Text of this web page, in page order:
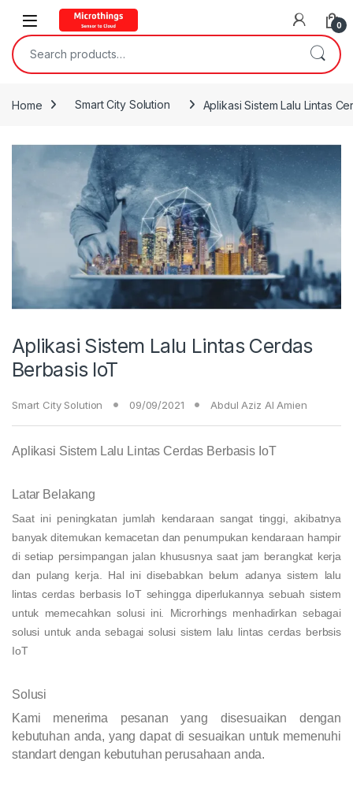
Open 0
Search for:
Home Smart City Solution Aplikasi Sistem Lalu Lintas
Aplikasi Sistem Lalu Lintas Cerdas
Berbasis IoT
Smart City Solution 09/09/2021 Abdul Aziz Al Amien
Aplikasi Sistem Lalu Lintas Cerdas Berbasis IoT
Latar Belakang
Saat ini peningkatan jumlah kendaraan sangat tinggi, akibatnya
banyak ditemukan kemacetan dan penumpukan kendaraan hampir
di setiap persimpangan jalan khususnya saat jam berangkat kerja
dan pulang kerja. Hal ini disebabkan belum adanya sistem lalu
lintas cerdas berbasis IoT sehingga diperlukannya sebuah sistem
untuk memecahkan solusi ini. Microrhings menhadirkan sebagai
solusi untuk anda sebagai solusi sistem lalu lintas cerdas berbsis
IoT
Solusi
Kami menerima pesanan yang disesuaikan dengan
kebutuhan anda, yang dapat di sesuaikan untuk memenuhi
standart dengan kebutuhan perusahaan anda.